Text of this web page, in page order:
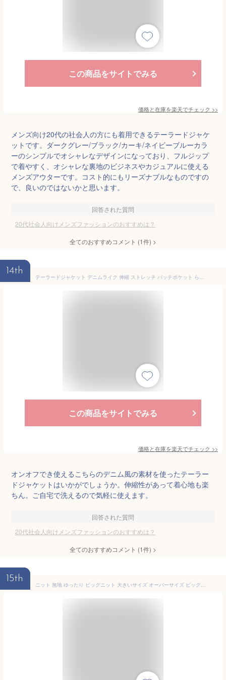
この商品をサイトでみる
価格と在庫を楽天でチェック >>
メンズ向け20代の社会人の方にも着用できるテーラードジャケ
ットです。ダークグレー/ブラック/カーキ/ネイビーブルーカラ
ーのシンプルでオシャレなデザインになっており、フルジップ
で着やすく、オシャレな裏地のビジネスやカジュアルに使える
メンズアウターです。コスト的にもリーズナブルなものですの
で、良いのではないかと思います。
回答された質問
20代社会人向けメンズファッションのおすすめは？
全てのおすすめコメント (1件) >
14th
テーラードジャケット デニムライク 伸縮 ストレッチ パッチポケット らくちん 軽い スーツ セットアップ オフィスカジュアル 仕事着 ビジカジ きれいめ シンプル イージーケア ジャケット 洗える M L LL 3L 30代 40代 50代 URBAN SQUARE 64340
この商品をサイトでみる
価格と在庫を楽天でチェック >>
オンオフでき使えるこちらのデニム風の素材を使ったテーラー
ドジャケットはいかがでしょうか。伸縮性があって着心地も楽
ちん。ご自宅で洗えるので気軽に使えます。
回答された質問
20代社会人向けメンズファッションのおすすめは？
全てのおすすめコメント (1件) >
15th
ニット 無地 ゆったり ビッグニット 大きいサイズ オーバーサイズ ビッグシルエット ブラック キャメル チャコール 袖 広い 広め ワイド 春服 秋服 冬服 メンズ セーター ニットソー インナー 長袖 シンプル 上品 オフィス カジュアル 社会人 服 ぽっちゃり 体型カバー